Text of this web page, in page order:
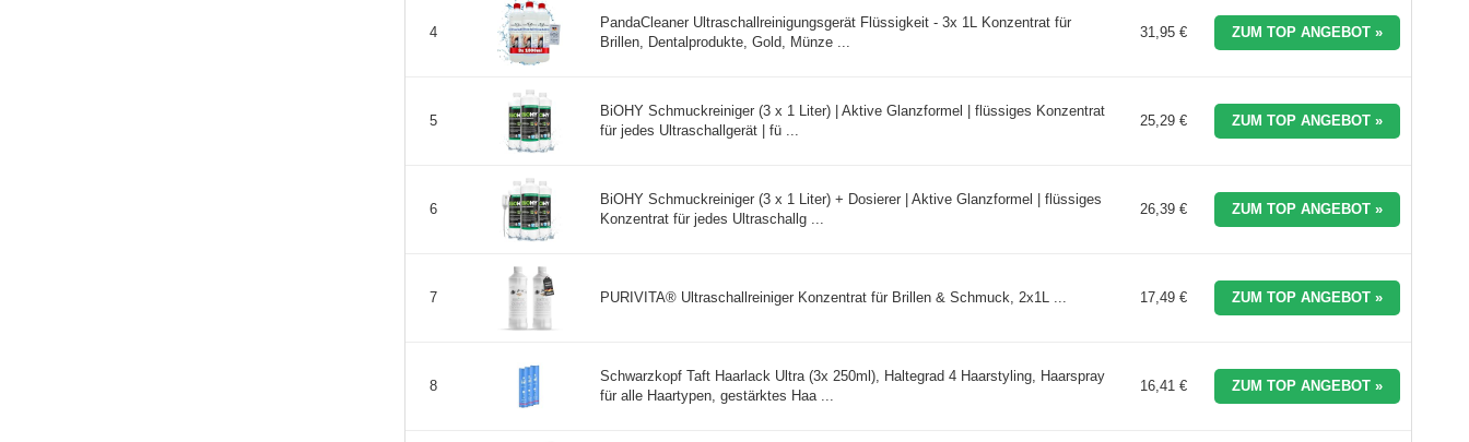
4
PandaCleaner Ultraschallreinigungsgerät Flüssigkeit - 3x 1L Konzentrat für
Brillen, Dentalprodukte, Gold, Münze ...
31,95 € ZUM TOP ANGEBOT »
5
BiOHY Schmuckreiniger (3 x 1 Liter) | Aktive Glanzformel | flüssiges Konzentrat
für jedes Ultraschallgerät | fü ...
25,29 € ZUM TOP ANGEBOT »
6
BiOHY Schmuckreiniger (3 x 1 Liter) + Dosierer | Aktive Glanzformel | flüssiges
Konzentrat für jedes Ultraschallg ...
26,39 € ZUM TOP ANGEBOT »
7 PURIVITA® Ultraschallreiniger Konzentrat für Brillen & Schmuck, 2x1L ... 17,49 € ZUM TOP ANGEBOT »
8
Schwarzkopf Taft Haarlack Ultra (3x 250ml), Haltegrad 4 Haarstyling, Haarspray
für alle Haartypen, gestärktes Haa ...
16,41 € ZUM TOP ANGEBOT »